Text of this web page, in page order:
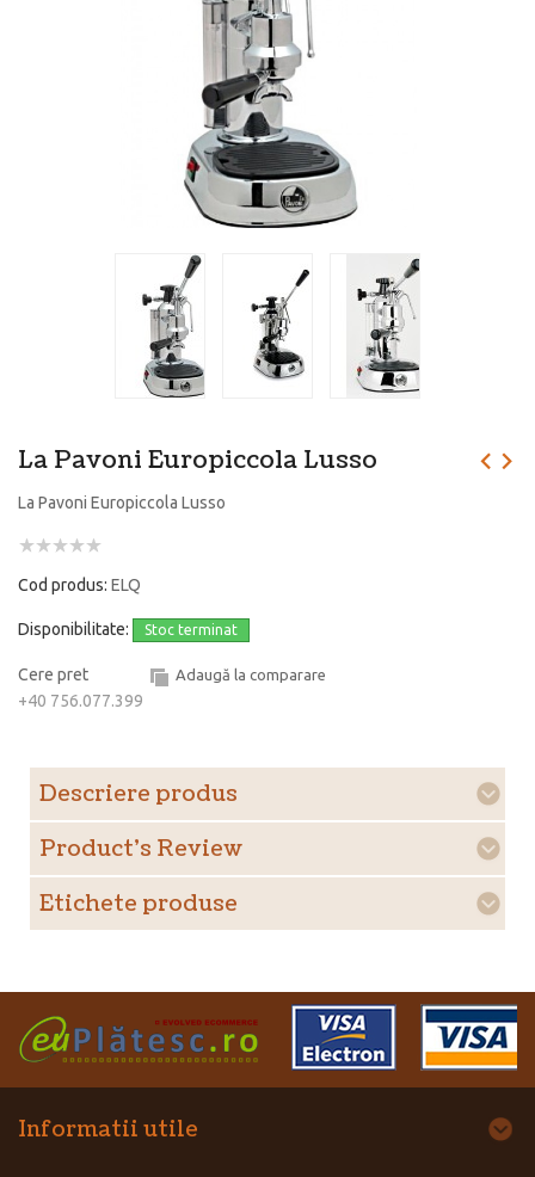
La Pavoni Europiccola Lusso
La Pavoni Europiccola Lusso
Cod produs: ELQ
Disponibilitate: Stoc terminat
Cere pret
+40 756.077.399
Adaugă la comparare
Descriere produs
Product's Review
Etichete produse
Informatii utile